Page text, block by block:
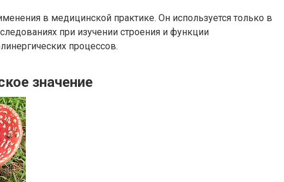
в медицинской практике. Он используется только в
при изучении строения и функции
процессов.
значение